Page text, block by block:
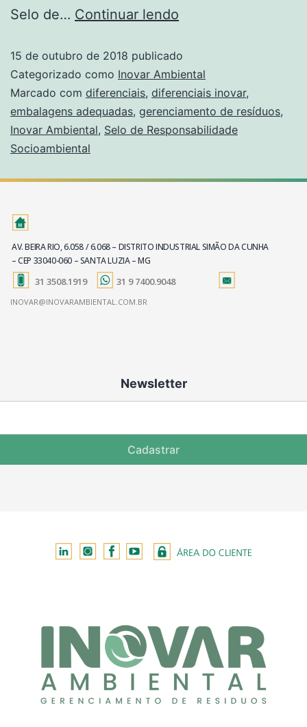
Selo de… Continuar lendo
15 de outubro de 2018 publicado
Categorizado como Inovar Ambiental
Marcado com diferenciais, diferenciais inovar,
embalagens adequadas, gerenciamento de resíduos,
Inovar Ambiental, Selo de Responsabilidade
Socioambiental
AV. BEIRA RIO, 6.058 / 6.068 – DISTRITO INDUSTRIAL SIMÃO DA CUNHA
– CEP 33040-060 – SANTA LUZIA – MG
31 3508.1919 31 9 7400.9048
INOVAR@INOVARAMBIENTAL.COM.BR
Newsletter
Cadastrar